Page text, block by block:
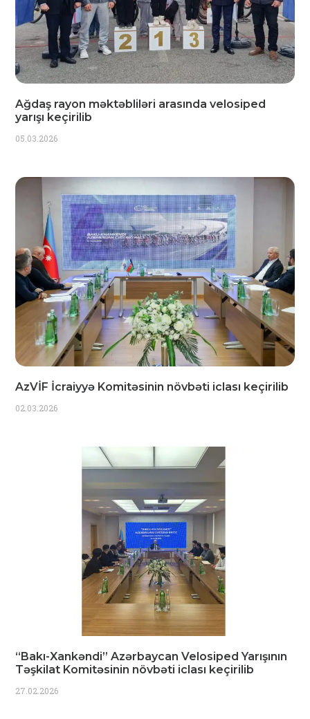
Ağdaş rayon məktəbliləri arasında velosiped
yarışı keçirilib
05.03.2026
AzVİF İcraiyyə Komitəsinin növbəti iclası keçirilib
02.03.2026
“Bakı-Xankəndi” Azərbaycan Velosiped Yarışının
Təşkilat Komitəsinin növbəti iclası keçirilib
27.02.2026